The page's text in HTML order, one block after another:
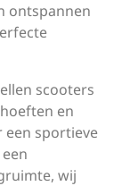
ontspannen
scooters
en
een sportieve
wij